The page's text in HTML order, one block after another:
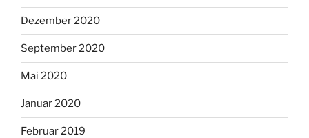
Dezember 2020
September 2020
Mai 2020
Januar 2020
Februar 2019